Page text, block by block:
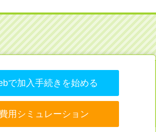
で加入手続きを始める
費用シミュレーション